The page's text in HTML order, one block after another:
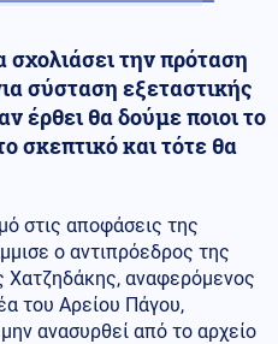
σχολιάσει την πρόταση
σύσταση εξεταστικής
έρθει θα δούμε ποιοι το
σκεπτικό και τότε θα
στις αποφάσεις της
ο αντιπρόεδρος της
αναφερόμενος
του Αρείου Πάγου,
ανασυρθεί από το αρχείο